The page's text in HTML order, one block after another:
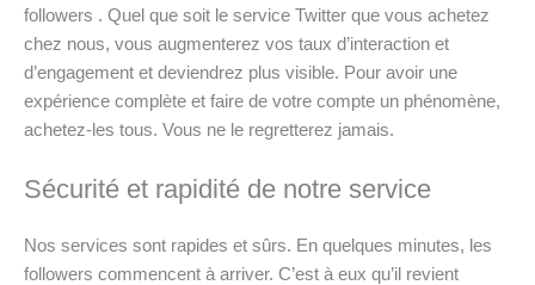
followers . Quel que soit le service Twitter que vous achetez
chez nous, vous augmenterez vos taux d’interaction et
d’engagement et deviendrez plus visible. Pour avoir une
expérience complète et faire de votre compte un phénomène,
achetez-les tous. Vous ne le regretterez jamais.
Sécurité et rapidité de notre service
Nos services sont rapides et sûrs. En quelques minutes, les
followers commencent à arriver. C’est à eux qu’il revient